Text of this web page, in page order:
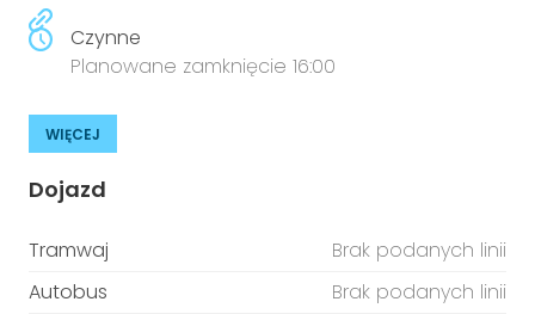
Czynne
Planowane zamknięcie 16:00
WIĘCEJ
Dojazd
Tramwaj
Brak podanych linii
Autobus
Brak podanych linii